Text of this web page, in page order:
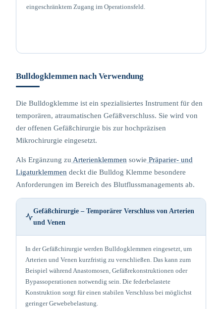
eingeschränktem Zugang im Operationsfeld.
Bulldogklemmen nach Verwendung
Die Bulldogklemme ist ein spezialisiertes Instrument für den
temporären, atraumatischen Gefäßverschluss. Sie wird von
der offenen Gefäßchirurgie bis zur hochpräzisen
Mikrochirurgie eingesetzt.
Als Ergänzung zu Arterienklemmen sowie Präparier- und
Ligaturklemmen deckt die Bulldog Klemme besondere
Anforderungen im Bereich des Blutflussmanagements ab.
Gefäßchirurgie – Temporärer Verschluss von Arterien
und Venen
In der Gefäßchirurgie werden Bulldogklemmen eingesetzt, um
Arterien und Venen kurzfristig zu verschließen. Das kann zum
Beispiel während Anastomosen, Gefäßrekonstruktionen oder
Bypassoperationen notwendig sein. Die federbelastete
Konstruktion sorgt für einen stabilen Verschluss bei möglichst
geringer Gewebebelastung.